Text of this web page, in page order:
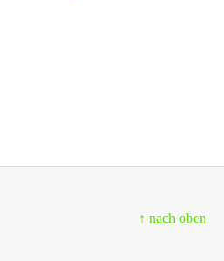
↑ nach oben